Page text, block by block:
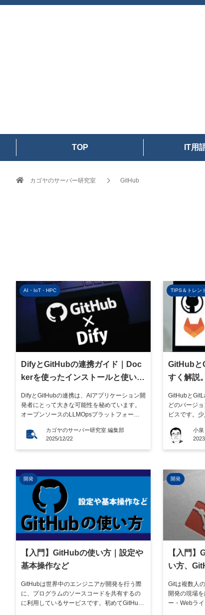
TOP IT用
カゴヤのサーバー研究室 GitHub
AI・IoT・HPC
DifyとGitHubの連携ガイド｜Doc
kerを使ったインストールと使い方
DifyとGitHubの連携は、AIアプリケーション開
発者にとって大きな可能性を秘めています。
オープンソースのLLMOpsプラットフォームで
の連携が鍵となるでしょう。 この記事では、
るメリット、具体的なインストール手順、 […]
カゴヤのサーバー研究室 編集部
2025/12/22
TIPS＆トレン
GitHubと
すく解説
GitHubと
どのバージ
ビスです。
を使っても
両者には利
いがあるの
小泉
開発
【入門】GitHubの使い方｜設定や
基本操作など
GitHubは世界中のエンジニアが開発を行う際
に、プログラムのソースコードを共有するの
に利用しているサービスです。初めてGitHub
開発
【入門
い方、
Gitは複数人
開発の現場
ー・Webラ